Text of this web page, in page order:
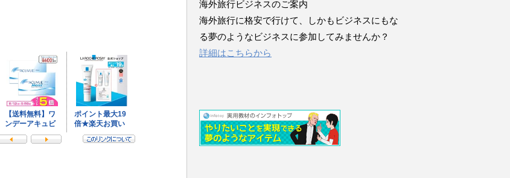
海外旅行ビジネスのご案内
海外旅行に格安で行けて、しかもビジネスにもな
る夢のようなビジネスに参加してみませんか？
詳細はこちらから